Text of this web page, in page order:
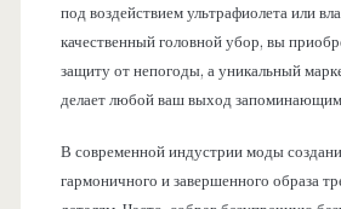
под воздействием ультрафиолета или
качественный головной убор, вы
защиту от непогоды, а уникальный
делает любой ваш выход
В современной индустрии моды
гармоничного и завершенного образа